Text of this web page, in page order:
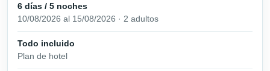
6 días / 5 noches
10/08/2026 al 15/08/2026 · 2 adultos
Todo incluido
Plan de hotel